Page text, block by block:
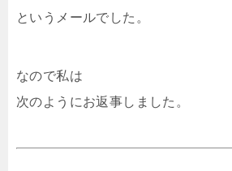
というメールでした。
なので私は
次のようにお返事しました。